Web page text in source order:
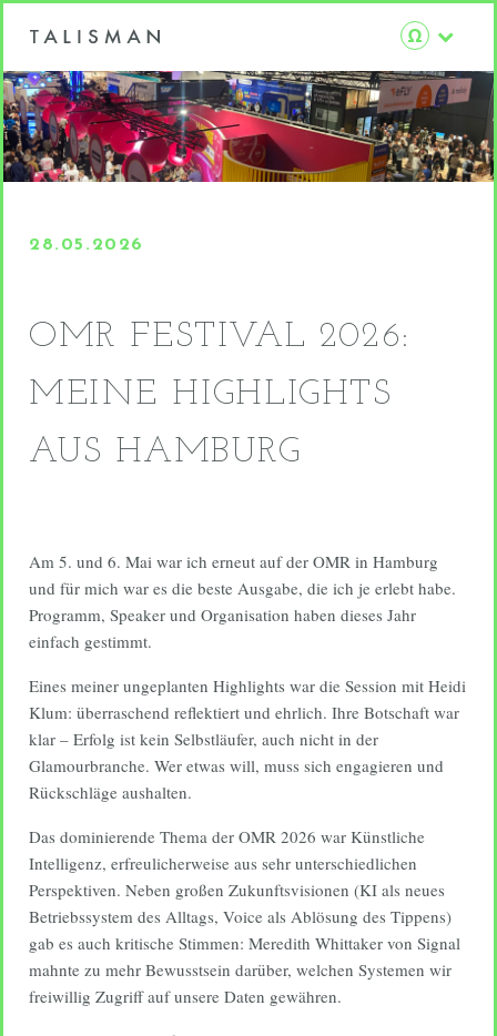
28.05.2026
OMR FESTIVAL 2026:
MEINE HIGHLIGHTS
AUS HAMBURG
Am 5. und 6. Mai war ich erneut auf der OMR in Hamburg
und für mich war es die beste Ausgabe, die ich je erlebt habe.
Programm, Speaker und Organisation haben dieses Jahr
einfach gestimmt.
Eines meiner ungeplanten Highlights war die Session mit Heidi
Klum: überraschend reflektiert und ehrlich. Ihre Botschaft war
klar – Erfolg ist kein Selbstläufer, auch nicht in der
Glamourbranche. Wer etwas will, muss sich engagieren und
Rückschläge aushalten.
Das dominierende Thema der OMR 2026 war Künstliche
Intelligenz, erfreulicherweise aus sehr unterschiedlichen
Perspektiven. Neben großen Zukunftsvisionen (KI als neues
Betriebssystem des Alltags, Voice als Ablösung des Tippens)
gab es auch kritische Stimmen: Meredith Whittaker von Signal
mahnte zu mehr Bewusstsein darüber, welchen Systemen wir
freiwillig Zugriff auf unsere Daten gewähren.